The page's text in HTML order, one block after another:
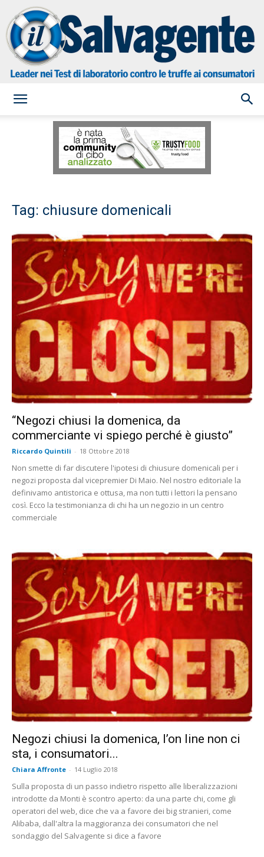
Salvagente
Tag: chiusure domenicali
“Negozi chiusi la domenica, da
commerciante vi spiego perché è giusto”
Riccardo Quintili - 18 Ottobre 2018
Non smette di far discutere l'ipotesi di chiusure domenicali per i
negozi proposta dal vicepremier Di Maio. Nel nostro editoriale la
definivamo antistorica e ottusa, ma non tutti i lettori la pensano
così. Ecco la testimonianza di chi ha un negozio in un centro
commerciale
Negozi chiusi la domenica, l’on line non ci
sta, i consumatori...
Chiara Affronte - 14 Luglio 2018
Sulla proposta di un passo indietro rispetto alle liberalizzazioni
introdotte da Monti è scontro aperto: da una parte chi, come gli
operatori del web, dice che va a favore dei big stranieri, come
Alibaba, dall'altra la maggioranza dei consumatori che nel
sondaggio del Salvagente si dice a favore